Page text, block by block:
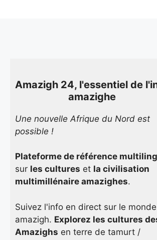
Amazigh 24, l'essentiel de
amazighe
Une nouvelle Afrique du Nord est
possible !
Plateforme de référence
sur les cultures et la civilisation
multimillénaire amazighes.
Suivez l'info en direct sur le monde
amazigh. Explorez les cultures
Amazighs en terre de tamurt /